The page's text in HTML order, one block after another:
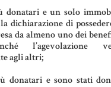
ATTI IMMOBILIARI
Generali
donatari e un solo
dichiarazione di
da almeno uno dei
l’agevolazione
agli altri;
donatari e sono stati